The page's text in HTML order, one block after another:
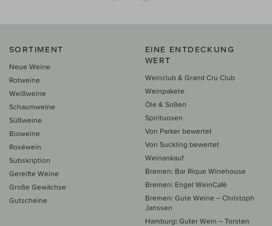
SORTIMENT
Neue Weine
Rotweine
Weißweine
Schaumweine
Süßweine
Bioweine
Roséwein
Subskription
Gereifte Weine
Große Gewächse
Gutscheine
EINE ENTDECKUNG
WERT
Weinclub & Grand Cru Club
Weinpakete
Öle & Soßen
Spirituosen
Von Parker bewertet
Von Suckling bewertet
Weinankauf
Bremen: Bar Rique Winehouse
Bremen: Engel WeinCafé
Bremen: Gute Weine – Christoph
Janssen
Hamburg: Guter Wein – Torsten